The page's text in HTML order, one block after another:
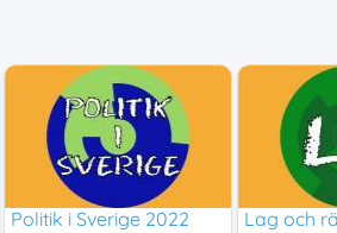
Politik i Sverige 2022 Lag och